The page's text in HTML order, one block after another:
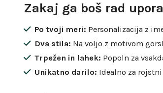
Zakaj ga boš rad
Po tvoji meri: Personalizacija z
Dva stila: Na voljo z motivom
Trpežen in lahek: Popoln za
Unikatno darilo: Idealno za